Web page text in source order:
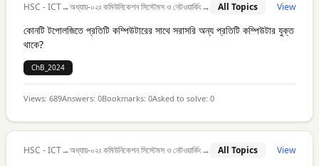
HSC - ICT→অধ্যায়-০২ঃ কমিউনিকেশন সিস্টেমস ও নেটওয়ার্কিং→ All Topics View
কোনটি টপোলজিতে প্রতিটি কম্পিউটারের সাথে সরাসরি অন্য প্রতিটি কম্পিউটার যুক্ত
থাকে?
ChB_2024
Views: 689Answers: 0Bookmarks: 0Asked to solve: 0
HSC - ICT→অধ্যায়-০২ঃ কমিউনিকেশন সিস্টেমস ও নেটওয়ার্কিং→ All Topics View